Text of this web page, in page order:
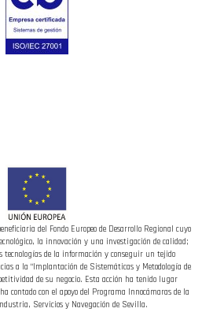
del Fondo Europeo de Desarrollo Regional cuyo
la innovación y una investigación de calidad;
tecnologías de la información y conseguir un tejido
a la “Implantación de Sistemáticas y Metodología de
de su negocio. Esta acción ha tenido lugar
contado con el apoyo del Programa Innocámaras de la
Servicios y Navegación de Sevilla.